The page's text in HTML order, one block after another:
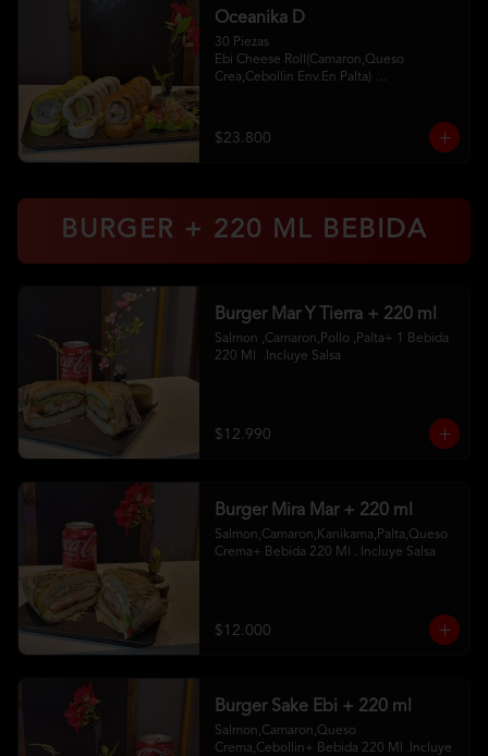
Oceanika D
30 Piezas
Ebi Cheese Roll(Camaron,Queso
Crea,Cebollin Env.En Palta)
Chikken Furay (Pollo,Queso Crema
,Ciboulette Env En Panko
$23.800
BURGER + 220 ML BEBIDA
Burger Mar Y Tierra + 220 ml
Salmon ,Camaron,Pollo ,Palta+ 1 Bebida
220 Ml  .Incluye Salsa
$12.990
Burger Mira Mar + 220 ml
Salmon,Camaron,Kanikama,Palta,Queso
Crema+ Bebida 220 Ml . Incluye Salsa
$12.000
Burger Sake Ebi + 220 ml
Salmon,Camaron,Queso
Crema,Cebollin+ Bebida 220 Ml .Incluye